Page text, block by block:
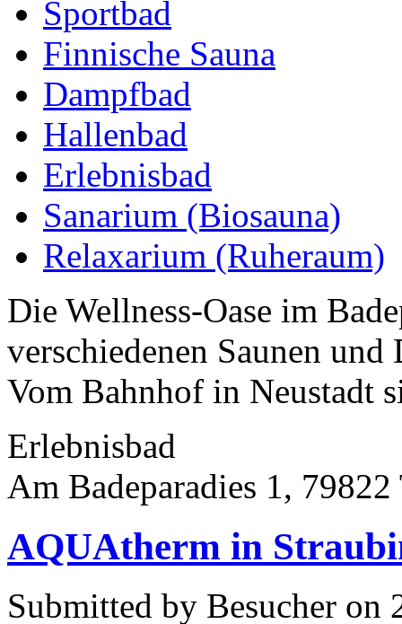
Sportbad
Finnische Sauna
Dampfbad
Hallenbad
Erlebnisbad
Sanarium (Biosauna)
Relaxarium (Ruheraum)
Die Wellness-Oase im
verschiedenen Saunen
Vom Bahnhof in Neustadt
Erlebnisbad
Am Badeparadies 1,
AQUAtherm in
Submitted by Besucher on